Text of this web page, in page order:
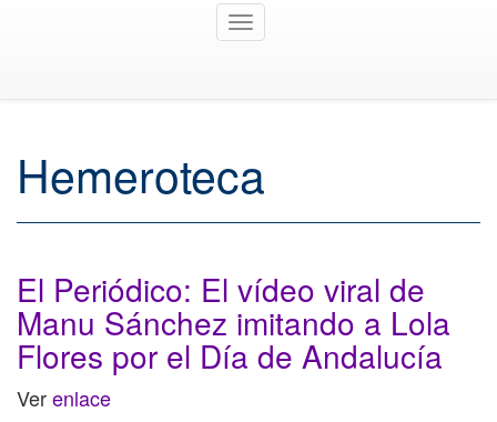
Toggle
Hemeroteca
El Periódico: El vídeo viral de
Manu Sánchez imitando a Lola
Flores por el Día de Andalucía
Verenlace